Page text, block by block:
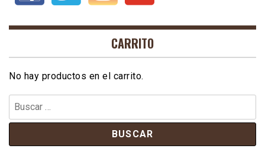
CARRITO
No hay productos en el carrito.
Buscar: